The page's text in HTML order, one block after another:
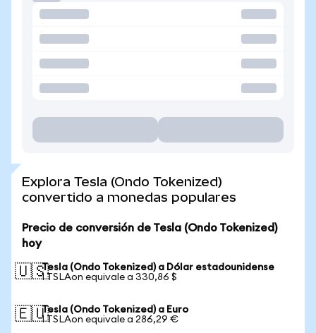
Explora Tesla (Ondo Tokenized)
convertido a monedas populares
Precio de conversión de Tesla (Ondo Tokenized)
hoy
🇺🇸Tesla (Ondo Tokenized) a Dólar estadounidense
1 TSLAon equivale a 330,86 $
🇪🇺Tesla (Ondo Tokenized) a Euro
1 TSLAon equivale a 286,29 €